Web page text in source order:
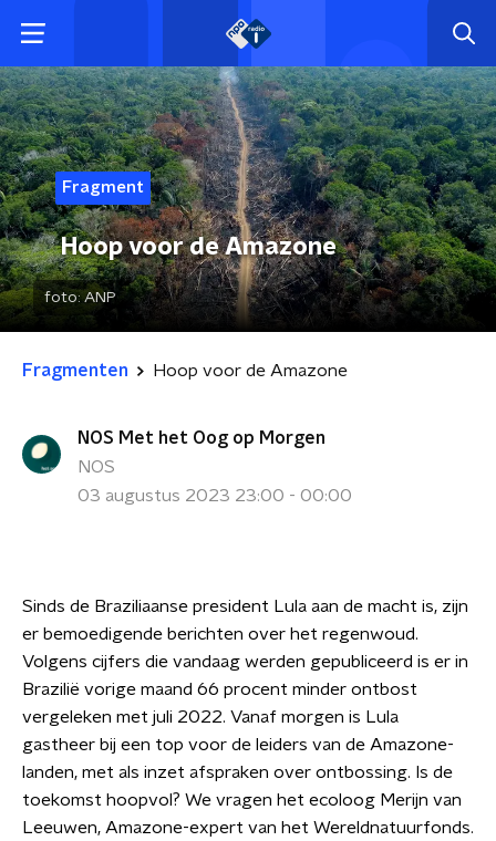
Fragment
Hoop voor de Amazone
foto:ANP
Fragmenten Hoop voor de Amazone
NOS Met het Oog op Morgen
NOS
03 augustus 2023 23:00 - 00:00
Sinds de Braziliaanse president Lula aan de macht is, zijn
er bemoedigende berichten over het regenwoud.
Volgens cijfers die vandaag werden gepubliceerd is er in
Brazilië vorige maand 66 procent minder ontbost
vergeleken met juli 2022. Vanaf morgen is Lula
gastheer bij een top voor de leiders van de Amazone-
landen, met als inzet afspraken over ontbossing. Is de
toekomst hoopvol? We vragen het ecoloog Merijn van
Leeuwen, Amazone-expert van het Wereldnatuurfonds.